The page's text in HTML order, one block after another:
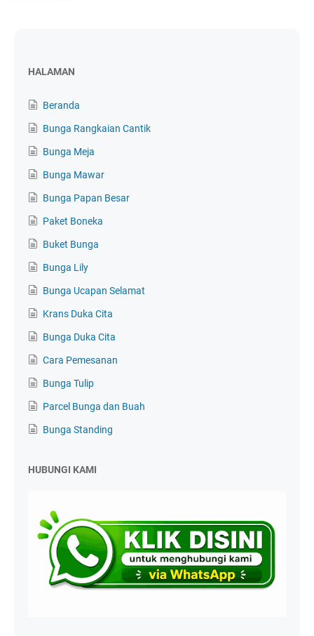
HALAMAN
Beranda
Bunga Rangkaian Cantik
Bunga Meja
Bunga Mawar
Bunga Papan Besar
Paket Boneka
Buket Bunga
Bunga Lily
Bunga Ucapan Selamat
Krans Duka Cita
Bunga Duka Cita
Cara Pemesanan
Bunga Tulip
Parcel Bunga dan Buah
Bunga Standing
HUBUNGI KAMI